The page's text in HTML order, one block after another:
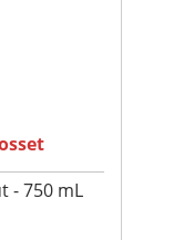
- 750 mL